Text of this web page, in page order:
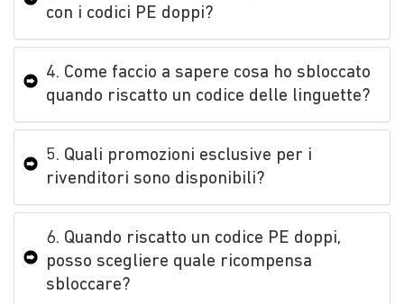
con i codici PE doppi?
4. Come faccio a sapere cosa ho sbloccato
quando riscatto un codice delle linguette?
5. Quali promozioni esclusive per i
rivenditori sono disponibili?
6. Quando riscatto un codice PE doppi,
posso scegliere quale ricompensa
sbloccare?